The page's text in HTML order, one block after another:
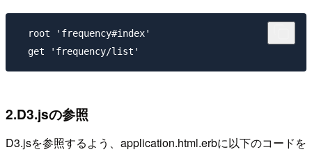
  root 'frequency#index'
2.D3.jsの参照
D3.jsを参照するよう、application.html.erbに以下のコードを